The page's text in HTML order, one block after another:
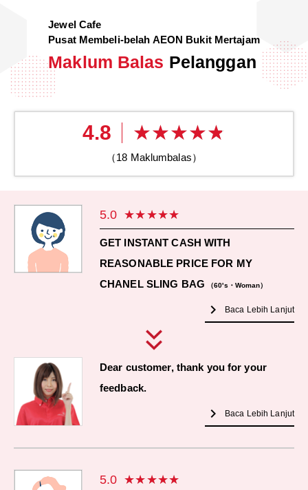
Jewel Cafe
Pusat Membeli-belah AEON Bukit Mertajam
Maklum Balas Pelanggan
4.8
（18 Maklumbalas）
5.0
GET INSTANT CASH WITH
REASONABLE PRICE FOR MY
CHANEL SLING BAG
（60's・Woman）
chevron_right Baca Lebih Lanjut
Dear customer, thank you for your
feedback.
chevron_right Baca Lebih Lanjut
5.0